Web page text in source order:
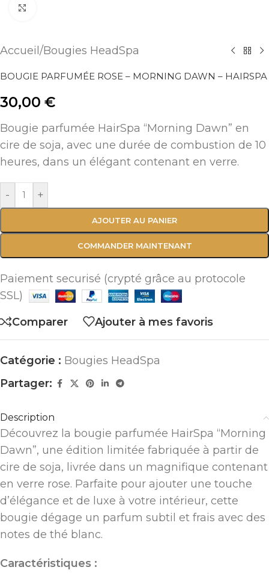
Accueil /Bougies HeadSpa
BOUGIE PARFUMÉE ROSE – MORNING DAWN – HAIRSPA
30,00 €
Bougie parfumée HairSpa “Morning Dawn” en
cire de soja, avec une durée de combustion de 10
heures, dans un élégant contenant en verre.
- +
AJOUTER AU PANIER
COMMANDER MAINTENANT
Paiement securisé (crypté grâce au protocole
SSL)
Comparer
Ajouter à mes favoris
Catégorie : Bougies HeadSpa
Partager:
Description
Découvrez la bougie parfumée HairSpa “Morning
Dawn”, une édition limitée fabriquée à partir de
cire de soja, livrée dans un magnifique contenant
en verre rose. Parfaite pour ajouter une touche
d’élégance et de luxe à votre intérieur, cette
bougie dégage un parfum subtil et frais avec des
notes de thé blanc.
Caractéristiques :